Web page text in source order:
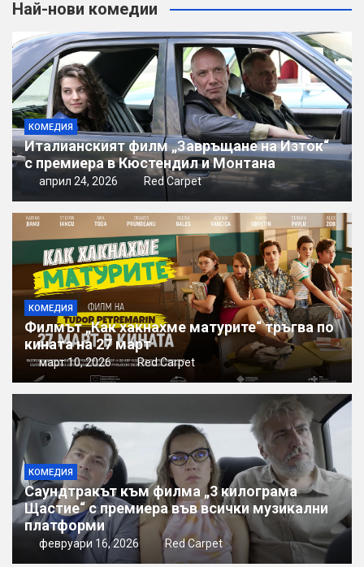
Най-нови комедии
КОМЕДИЯ
Италианският филм „Завръщане на Изток“
с премиера в Кюстендил и Монтана
април 24, 2026 Red Carpet
КОМЕДИЯ
Филмът „Как хакнахме матурите“ тръгва по
кината на 27 март
март 10, 2026 Red Carpet
КОМЕДИЯ
Саундтракът към филма „3 килограма
Щастие“ с премиера във всички музикални
платформи
февруари 16, 2026 Red Carpet